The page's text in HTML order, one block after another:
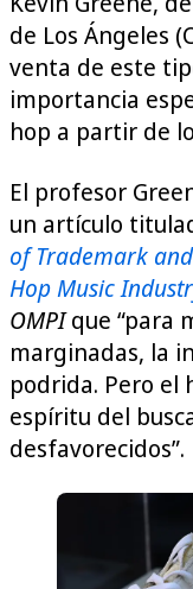
de Los Ángeles
venta de este
importancia
hop a partir de
El profesor
un artículo
of Trademark
Hop Music
OMPIque “para
marginadas, la
podrida. Pero el
espíritu del
desfavorecidos”.